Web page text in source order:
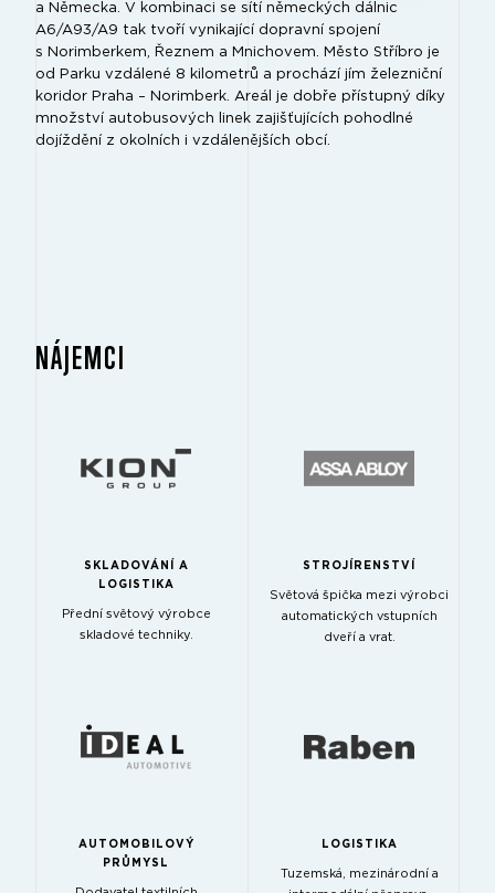
a Německa. V kombinaci se sítí německých dálnic
A6/A93/A9 tak tvoří vynikající dopravní spojení
s Norimberkem, Řeznem a Mnichovem. Město Stříbro je
od Parku vzdálené 8 kilometrů a prochází jím železniční
koridor Praha – Norimberk. Areál je dobře přístupný díky
množství autobusových linek zajišťujících pohodlné
dojíždění z okolních i vzdálenějších obcí.
NÁJEMCI
SKLADOVÁNÍ A
LOGISTIKA
Přední světový výrobce
skladové techniky.
STROJÍRENSTVÍ
Světová špička mezi výrobci
automatických vstupních
dveří a vrat.
AUTOMOBILOVÝ
PRŮMYSL
LOGISTIKA
Tuzemská, mezinárodní a